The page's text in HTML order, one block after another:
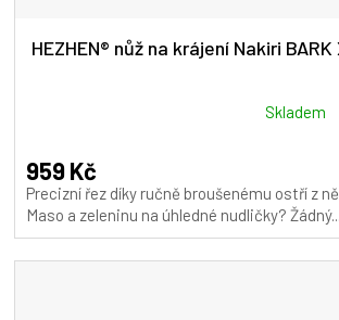
HEZHEN® nůž na krájení Nakiri BARK
produktu
je
5,0
Skladem
959 Kč
Precizní řez díky ručně broušenému ostří z
Maso a zeleninu na úhledné nudličky? Žádný...